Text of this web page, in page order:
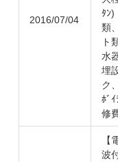
2016/07/04
ﾀﾝ)
類
ト
水
埋
ク
ﾎﾞ
修
【
波